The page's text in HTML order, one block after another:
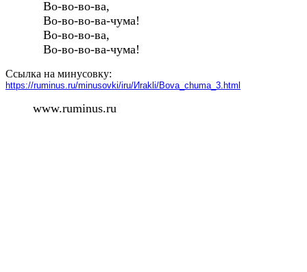
   Во-во-во-ва,
   Во-во-во-ва-чума!
   Во-во-во-ва,
Ссылка на минусовку:
https://ruminus.ru/minusovki/iru/Иrakli/Вova_chuma_3.html
www.ruminus.ru